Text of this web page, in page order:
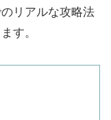
リアルな攻略法
す。